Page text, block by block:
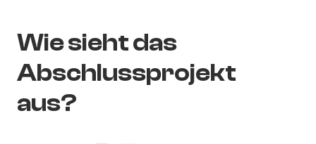
Wie sieht das
Abschlussprojekt
aus?